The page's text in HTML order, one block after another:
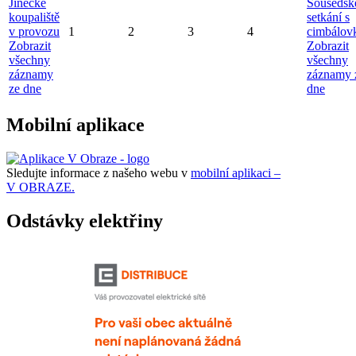
Jinecké
koupaliště
v provozu
Zobrazit
všechny
záznamy
ze dne
1 2 3 4
setkání s
Zobrazit
všechny
záznamy
dne
Mobilní aplikace
Sledujte informace z našeho webu v mobilní aplikaci –
V OBRAZE.
Odstávky elektřiny